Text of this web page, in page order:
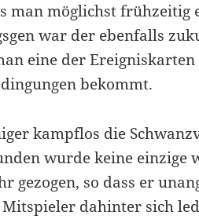
man möglichst frühzeitig
war der ebenfalls
eine der
bekommt.
kampflos die
wurde keine einzige
gezogen, so dass er
dahinter sich